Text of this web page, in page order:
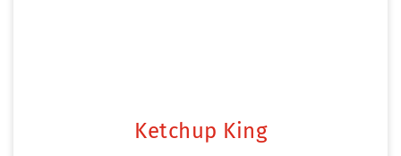
Ketchup King